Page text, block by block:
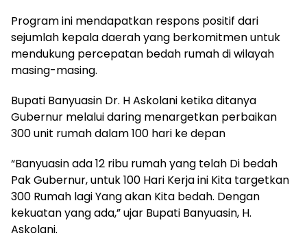
Program ini mendapatkan respons positif dari
sejumlah kepala daerah yang berkomitmen untuk
mendukung percepatan bedah rumah di wilayah
masing-masing.
Bupati Banyuasin Dr. H Askolani ketika ditanya
Gubernur melalui daring menargetkan perbaikan
300 unit rumah dalam 100 hari ke depan
“Banyuasin ada 12 ribu rumah yang telah Di bedah
Pak Gubernur, untuk 100 Hari Kerja ini Kita targetkan
300 Rumah lagi Yang akan Kita bedah. Dengan
kekuatan yang ada,” ujar Bupati Banyuasin, H.
Askolani.